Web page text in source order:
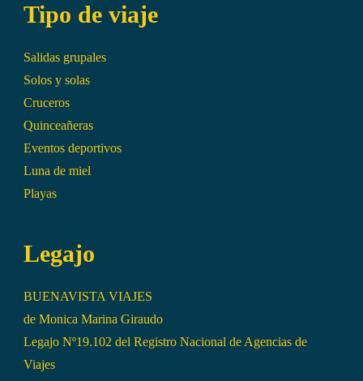
Tipo de viaje
Salidas grupales
Solos y solas
Cruceros
Quinceañeras
Eventos deportivos
Luna de miel
Playas
Legajo
BUENAVISTA VIAJES
de Monica Marina Giraudo
Legajo Nº19.102 del Registro Nacional de Agencias de
Viajes